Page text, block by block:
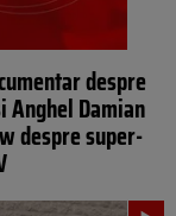
despre
Damian
despre super-